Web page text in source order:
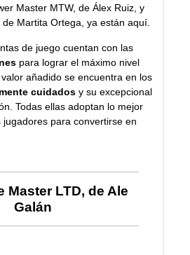
Master MTW, de Álex Ruiz, y
de Martita Ortega, ya están aquí.
de juego cuentan con las
para lograr el máximo nivel
añadido se encuentra en los
cuidados y su excepcional
Todas ellas adoptan lo mejor
para convertirse en
Master LTD, de Ale
Galán